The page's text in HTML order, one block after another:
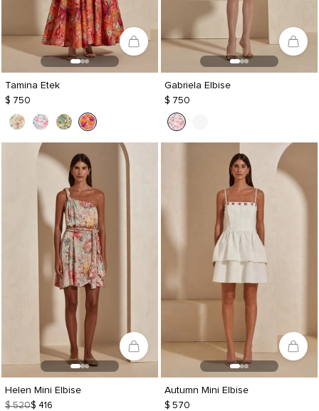
Tamina Etek
$ 750
Gabriela Elbise
$ 750
Helen Mini Elbise
$ 520$ 416
Autumn Mini Elbise
$ 570